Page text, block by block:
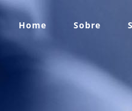
Home Sobre